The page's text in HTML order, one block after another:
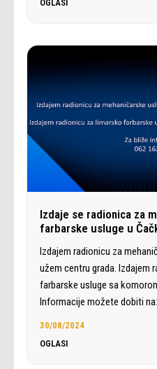
OGLASI
Izdaje se radionica za
farbarske usluge u
Izdajem radionicu za
užem centru grada. Izdajem
farbarske usluge sa
Informacije možete dobiti
30/08/2024
OGLASI